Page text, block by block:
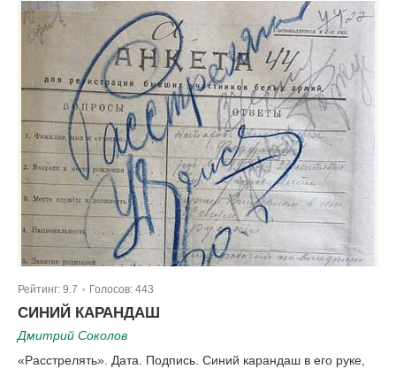
Рейтинг: 9.7 Голосов: 443
СИНИЙ КАРАНДАШ
Дмитрий Соколов
«Расстрелять». Дата. Подпись. Синий карандаш в его руке,